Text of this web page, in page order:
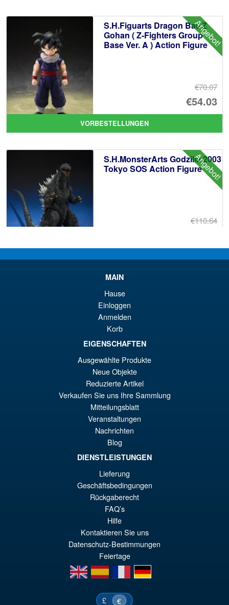
Angebot!
S.H.Figuarts Dragon Ball Z
Gohan ( Z-Fighters Group
Base Ver. A ) Action Figure
€70.07
€54.03
VORBESTELLUNGEN
Angebot!
S.H.MonsterArts Godzilla 2003
Tokyo SOS Action Figure
€110.64
S.H. Figuarts Dragon Ball Z
Frieza First Form and Pod
Reissue ( 2026 )
VORBESTELLUNGEN
S.H.Figuarts Isao Shinomiya
Kaiju No.8 Action Figure
IN DEN WARENKORB
MAIN
Hause
Einloggen
Anmelden
Korb
EIGENSCHAFTEN
Ausgewählte Produkte
Neue Objekte
Reduzierte Artikel
Verkaufen Sie uns Ihre Sammlung
Mitteilungsblatt
Veranstaltungen
Nachrichten
Blog
DIENSTLEISTUNGEN
Lieferung
Geschäftsbedingungen
Rückgaberecht
FAQ’s
Hilfe
Kontaktieren Sie uns
Datenschutz-Bestimmungen
Feiertage
en
es fr de
£ €